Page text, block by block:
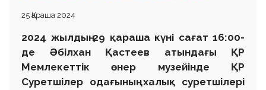
25 Қараша 2024
2024 жылдың 29 қараша күні сағат 16:00-
де Әбілхан Қастеев атындағы ҚР
Мемлекеттік өнер музейінде ҚР
Суретшілер одағыныңхалық суретшілері